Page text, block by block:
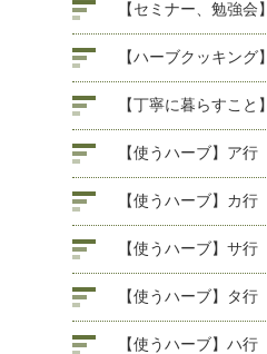
【セミナー、勉強会】
【ハーブクッキング】
【丁寧に暮らすこと】
【使うハーブ】ア行
【使うハーブ】カ行
【使うハーブ】サ行
【使うハーブ】タ行
【使うハーブ】ハ行